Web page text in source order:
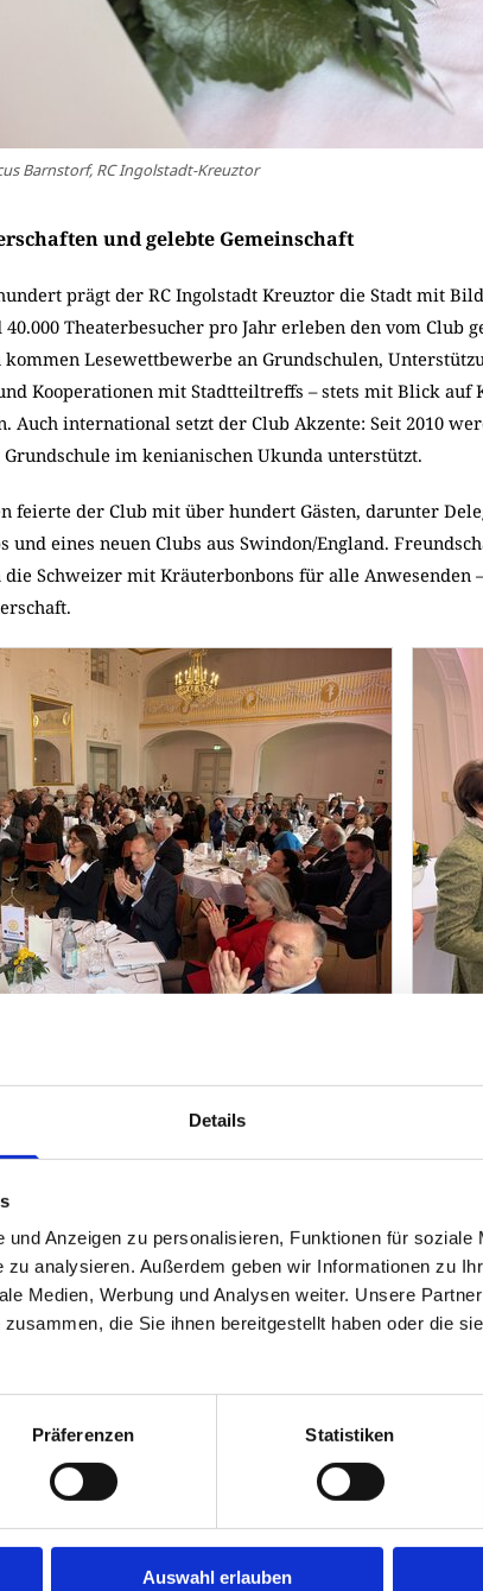
Details
Anzeigen zu personalisieren, Funktionen für soziale
zu analysieren. Außerdem geben wir Informationen zu
Medien, Werbung und Analysen weiter. Unsere
die Sie ihnen bereitgestellt haben oder die
Präferenzen Statistiken
Auswahl erlauben
Barnstorf, RC Ingolstadt-Kreuztor
und gelebte Gemeinschaft
prägt der RC Ingolstadt Kreuztor die Stadt mit
Theaterbesucher pro Jahr erleben den vom Club
Lesewettbewerbe an Grundschulen,
Kooperationen mit Stadtteiltreffs – stets mit Blick auf
Auch international setzt der Club Akzente: Seit 2010
im kenianischen Ukunda unterstützt.
feierte der Club mit über hundert Gästen, darunter
und eines neuen Clubs aus Swindon/England.
Schweizer mit Kräuterbonbons für alle Anwesenden
Friedrich Lazarus, Governor Linda Gebser,